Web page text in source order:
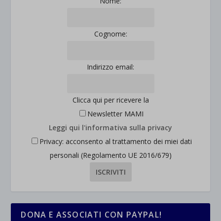
Cognome:
Indirizzo email:
Clicca qui per ricevere la
Newsletter MAMI
Leggi qui l'informativa sulla privacy
Privacy: acconsento al trattamento dei miei dati
personali (Regolamento UE 2016/679)
DONA E ASSOCIATI CON PAYPAL!